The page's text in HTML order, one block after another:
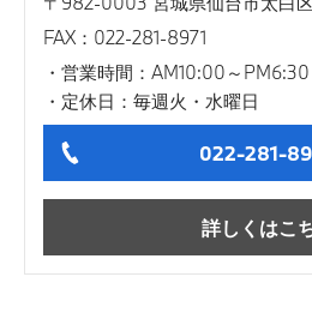
FAX：022-281-8971
営業時間：AM10:00～PM6:30
定休日：毎週火・水曜日
022-281-
詳しくはこ